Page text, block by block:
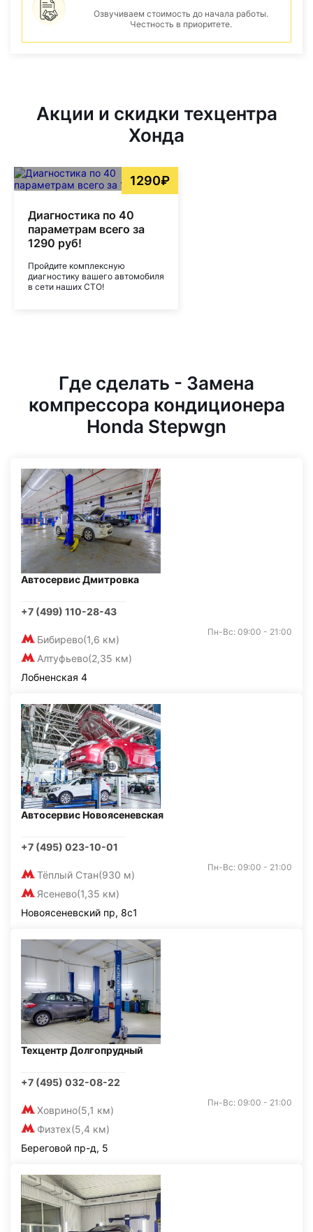
Озвучиваем стоимость до начала работы.
Честность в приоритете.
Акции и скидки техцентра
Хонда
1290₽
Диагностика по 40
параметрам всего за
1290 руб!
Пройдите комплексную
диагностику вашего автомобиля
в сети наших СТО!
Где сделать - Замена
компрессора кондиционера
Honda Stepwgn
Автосервис Дмитровка
+7 (499) 110-28-43
Бибирево(1,6 км)
Алтуфьево(2,35 км)
Пн-Вс: 09:00 - 21:00
Лобненская 4
Автосервис Новоясеневская
+7 (495) 023-10-01
Тёплый Стан(930 м)
Ясенево(1,35 км)
Пн-Вс: 09:00 - 21:00
Новоясеневский пр, 8с1
Техцентр Долгопрудный
+7 (495) 032-08-22
Ховрино(5,1 км)
Физтех(5,4 км)
Пн-Вс: 09:00 - 21:00
Береговой пр-д, 5